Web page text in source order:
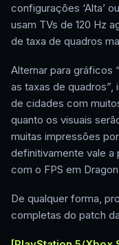
configurações ‘Alta’
usam TVs de 120 Hz
de taxa de quadros
Alternar para gráficos
as taxas de
de cidades com
quanto os visuais
muitas impressões
definitivamente vale a
com o FPS em
De qualquer forma,
completas do patch